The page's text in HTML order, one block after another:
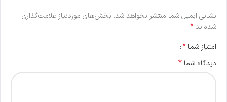
نشانی ایمیل شما منتشر نخواهد شد. بخش‌های موردنیاز علامت‌گذاری
شده‌اند*
امتیاز شما *
دیدگاه شما *